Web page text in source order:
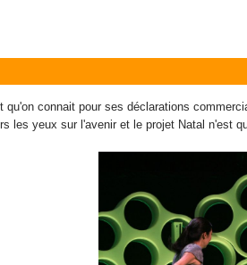
qu'on connait pour ses déclarations
les yeux sur l'avenir et le projet Natal n'est